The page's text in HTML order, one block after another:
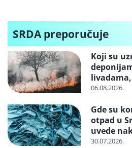
sredine 2027. u
okviru Expo u
Beogradu
SRDA preporučuje
Koji su
neko
06.08.2026.
Gde su
otpad u
uvede
reciklažu
30.07.2026.